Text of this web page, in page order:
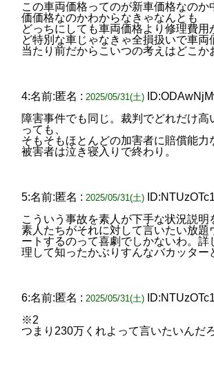
この車両価格ってのが新車価格なのか
価価格なのかわからなきゃなんとも
どっちにしても車両価格より修理費用
ど特別な車じゃなきゃ全損扱いで車両
当たり前だからこいつの考えはどこか
4:名前:匿名 : 2025/05/31(土)
障害事件でも同じ。裁判でどれだけ高
っても、
そもそもほとんどの加害者に賠償能力
被害者は泣き寝入りで終わり。
5:名前:匿名 : 2025/05/31(土)
こういう事故を素人が下手な状況説明
素人たちがそれに対して言いたい放題
ートするのって喜劇でしかないわ。詳
理して知ったかぶりすんなバカッター
6:名前:匿名 : 2025/05/31(土)
※2
つまり230万くれよって言いたいんだ